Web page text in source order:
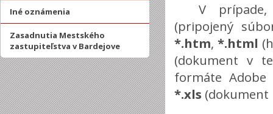
Iné oznámenia
Zasadnutia Mestského
zastupiteľstva v Bardejove
V
(pripojený
*.htm, *.html
(dokument v
formáte
*.xls (dokument